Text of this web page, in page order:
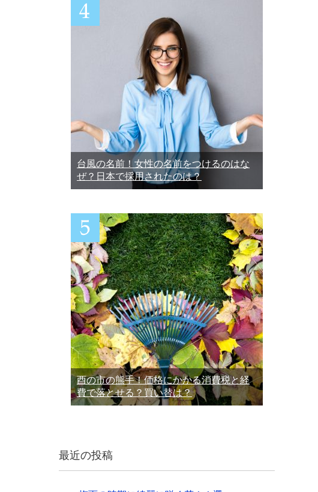
台風の名前！女性の名前をつけるのはな
ぜ？日本で採用されたのは？
酉の市の熊手！価格にかかる消費税と経
費で落とせる？買い替は？
最近の投稿